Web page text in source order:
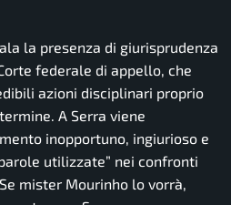
la presenza di giurisprudenza
federale di appello, che
azioni disciplinari proprio
A Serra viene
inopportuno, ingiurioso e
utilizzate” nei confronti
mister Mourinho lo vorrà,